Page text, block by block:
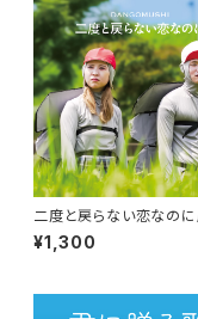
二度と戻らない恋なの
GOMUSHI
¥1,300